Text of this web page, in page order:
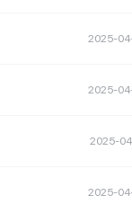
2025-
2025-
2025-
2025-